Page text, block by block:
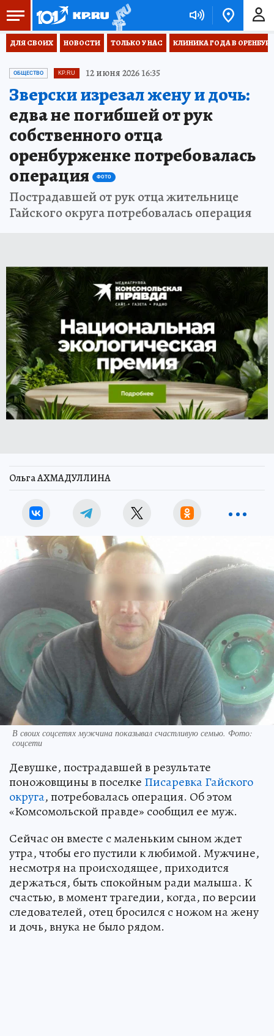
ДЛЯ СВОИХ НОВОСТИ ТОЛЬКО У НАС КЛИНИКА ГОДА В
ОБЩЕСТВО KP.RU 12 июня 2026 16:35
Зверски изрезал жену и дочь:
едва не погибшей от рук
собственного отца
оренбурженке потребовалась
операция
ФОТО
Пострадавшей от рук отца жительнице
Гайского округа потребовалась операция
Ольга АХМАДУЛЛИНА
В своих соцсетях мужчина показывал счастливую семью. Фото:
соцсети
Девушке, пострадавшей в результате
поножовщины в поселке Писаревка Гайского
округа, потребовалась операция. Об этом
«Комсомольской правде» сообщил ее муж.
Сейчас он вместе с маленьким сыном ждет
утра, чтобы его пустили к любимой. Мужчине,
несмотря на происходящее, приходится
держаться, быть спокойным ради малыша. К
счастью, в момент трагедии, когда, по версии
следователей, отец бросился с ножом на жену
и дочь, внука не было рядом.